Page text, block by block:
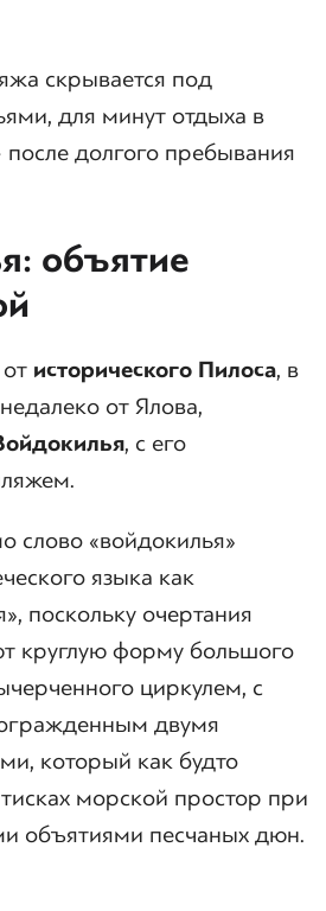
скрывается под
для минут отдыха в
долгого пребывания
объятие
исторического Пилоса, в
от Ялова,
, с его
слово «войдокилья»
языка как
поскольку очертания
круглую форму большого
циркулем, с
двумя
который как будто
морской простор при
объятиями песчаных дюн.